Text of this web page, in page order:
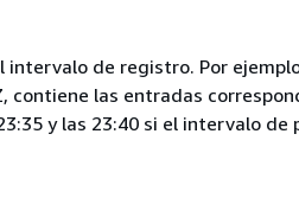
intervalo de registro. Por
contiene las entradas
y las 23:40 si el intervalo de